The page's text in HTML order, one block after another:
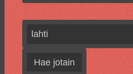
Hae jotain